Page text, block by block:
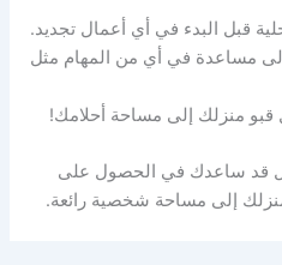
قبل البدء في أي أعمال تجديد.
مساعدة في أي من المهام مثل
منزلك إلى مساحة أحلامك!
قد ساعدك في الحصول على
منزلك إلى مساحة شخصية رائعة.